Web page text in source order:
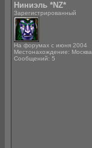
Ниниэль *NZ*
Зарегистрированный
На форумах с июня 2004
Местонахождение: Москва
Сообщений: 5